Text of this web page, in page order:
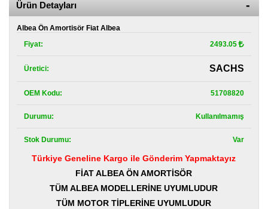
İletişim
Kategoriler
Yedek
Parça
Parça
TOFAŞ
Ürün Detayları
Albea Ön Amortisör Fiat Albea
Fiyat:
2493.05
Üretici: SACHS
OEM Kodu: 51708820
Durumu: Kullanılmamış
Stok Durumu: Var
Türkiye Geneline Kargo ile Gönderim Yapmaktayız
FİAT ALBEA ÖN AMORTİSÖR
TÜM ALBEA MODELLERİNE UYUMLUDUR
TÜM MOTOR TİPLERİNE UYUMLUDUR